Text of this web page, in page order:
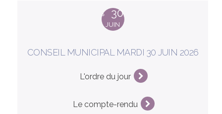
30
JUIN
CONSEIL MUNICIPAL MARDI 30 JUIN 2026
L'ordre du jour
Le compte-rendu